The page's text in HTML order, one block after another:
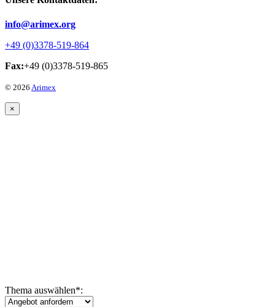
info@arimex.org
+49 (0)3378-519-864
Fax:+49 (0)3378-519-865
© 2026 Arimex
×
Thema auswählen*: